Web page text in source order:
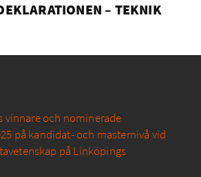
– TEKNIK
vinnare och nominerade
på kandidat- och masternivå vid
på Linköpings